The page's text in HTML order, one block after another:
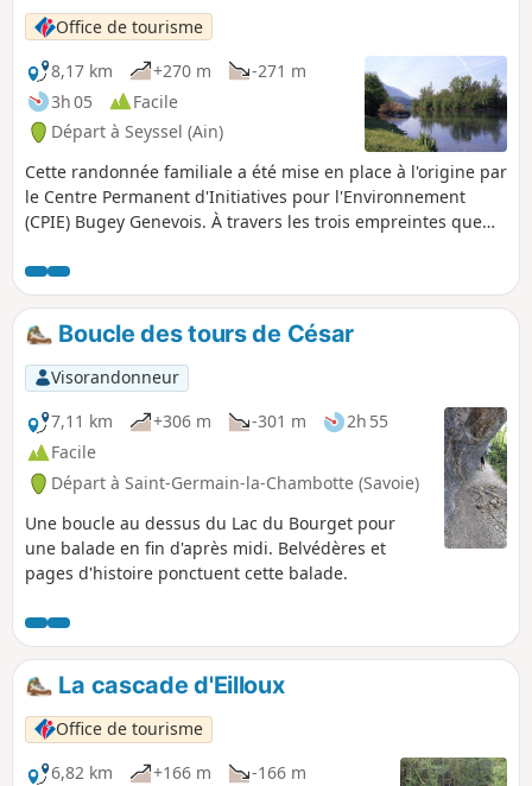
Office de tourisme
8,17 km
+270 m
-271 m
3h 05
Facile
Départ à Seyssel (Ain)
Cette randonnée familiale a été mise en place à l'origine par
le Centre Permanent d'Initiatives pour l'Environnement
(CPIE) Bugey Genevois. À travers les trois empreintes que
multiples facettes paysagères du Haut-Rhône.
Boucle des tours de César
Visorandonneur
7,11 km
+306 m -301 m
2h 55
Facile
Départ à Saint-Germain-la-Chambotte (Savoie)
Une boucle au dessus du Lac du Bourget pour
une balade en fin d'après midi. Belvédères et
pages d'histoire ponctuent cette balade.
La cascade d'Eilloux
Office de tourisme
6,82 km
+166 m
-166 m